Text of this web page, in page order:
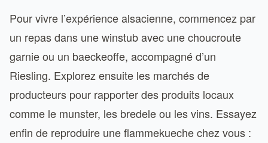
Pour vivre l’expérience alsacienne, commencez par
un repas dans une winstub avec une choucroute
garnie ou un baeckeoffe, accompagné d’un
Riesling. Explorez ensuite les marchés de
producteurs pour rapporter des produits locaux
comme le munster, les bredele ou les vins. Essayez
enfin de reproduire une flammekueche chez vous :